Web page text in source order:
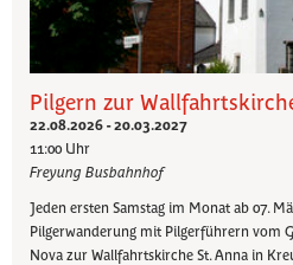
Pilgern zur
22.08.2026 - 20.03.2027
11:00 Uhr
Freyung Busbahnhof
Jeden ersten Samstag im Monat ab 07.
Pilgerwanderung mit Pilgerführern vom
Nova zur Wallfahrtskirche St. Anna in